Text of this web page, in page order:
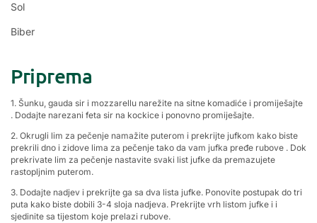
Sol
Biber
Priprema
1. Šunku, gauda sir i mozzarellu narežite na sitne komadiće i promiješajte
. Dodajte narezani feta sir na kockice i ponovno promiješajte.
2. Okrugli lim za pečenje namažite puterom i prekrijte jufkom kako biste
prekrili dno i zidove lima za pečenje tako da vam jufka pređe rubove . Dok
prekrivate lim za pečenje nastavite svaki list jufke da premazujete
rastopljnim puterom.
3. Dodajte nadjev i prekrijte ga sa dva lista jufke. Ponovite postupak do tri
puta kako biste dobili 3-4 sloja nadjeva. Prekrijte vrh listom jufke i i
sjedinite sa tijestom koje prelazi rubove.